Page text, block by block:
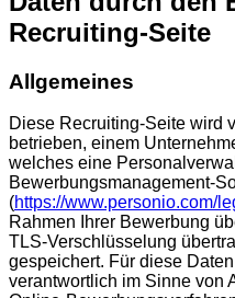
Recruiting-Seite
Allgemeines
Diese Recruiting-Seite wird
betrieben, einem
welches eine
Bewerbungsmanagement-
(https://www.personio.com/
Rahmen Ihrer Bewerbung
TLS-Verschlüsselung
gespeichert. Für diese
verantwortlich im Sinne von